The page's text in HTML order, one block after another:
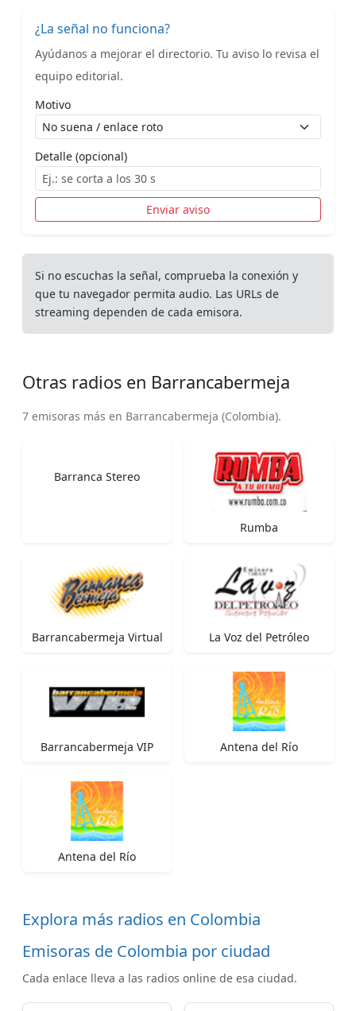
¿La señal no funciona?
Ayúdanos a mejorar el directorio. Tu aviso lo revisa el
equipo editorial.
Motivo
Detalle (opcional)
Enviar aviso
Si no escuchas la señal, comprueba la conexión y
que tu navegador permita audio. Las URLs de
streaming dependen de cada emisora.
Otras radios en Barrancabermeja
7 emisoras más en Barrancabermeja (Colombia).
Barranca Stereo
Rumba
Barrancabermeja Virtual La Voz del Petróleo
Barrancabermeja VIP Antena del Río
Antena del Río
Explora más radios en Colombia
Emisoras de Colombia por ciudad
Cada enlace lleva a las radios online de esa ciudad.